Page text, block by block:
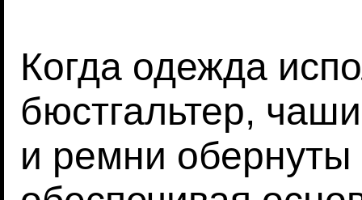
Когда одежда
бюстгальтер,
и ремни обернуты